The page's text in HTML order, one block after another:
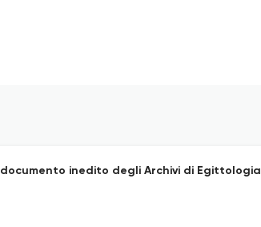
inedito degli Archivi di Egittologia